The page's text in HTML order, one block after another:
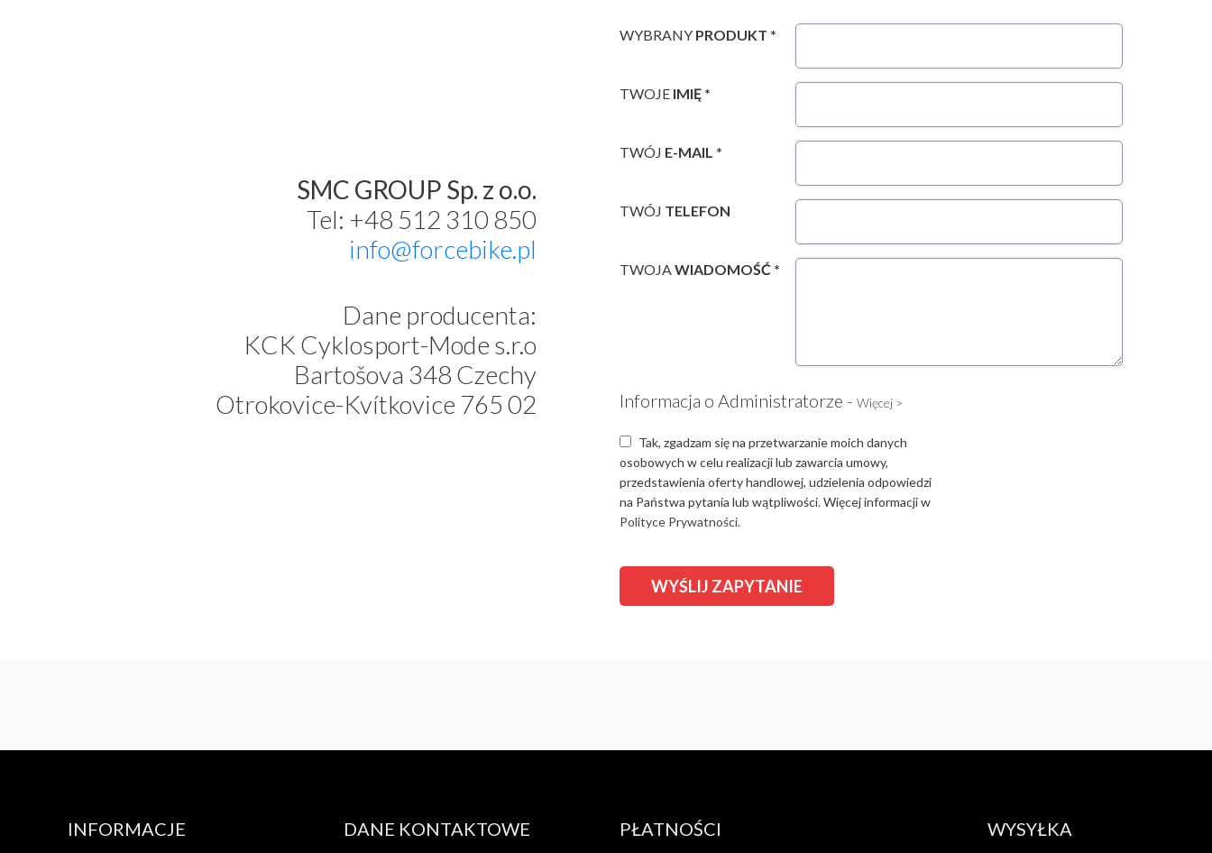
SMC GROUP Sp. z o.o.
Tel: +48 512 310 850
info@forcebike.pl
Dane producenta:
KCK Cyklosport-Mode s.r.o
Bartošova 348 Czechy
Otrokovice-Kvítkovice 765 02
WYBRANY PRODUKT *
TWOJE IMIĘ *
TWÓJ E-MAIL *
TWÓJ TELEFON
TWOJAWIADOMOŚĆ *
Informacja o Administratorze - Więcej >
Tak, zgadzam się na przetwarzanie moich danych
osobowych w celu realizacji lub zawarcia umowy,
przedstawienia oferty handlowej, udzielenia odpowiedzi
na Państwa pytania lub wątpliwości. Więcej informacji w
Polityce Prywatności.
INFORMACJE DANE KONTAKTOWE PŁATNOŚCI WYSYŁKA